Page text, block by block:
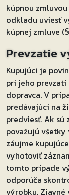
kúpnou
odkladu uviesť
kúpnej zmluve
Prevzatie
Kupujúci je
pri jeho
dopravca. V
predávajúci na
predviesť. Ak sú
považujú
záujme
vyhotoviť
tomto prípade
odporúča
výrobku.